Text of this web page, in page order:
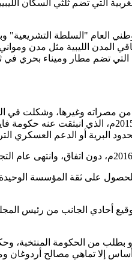
الليبية مثل مدن ومواني
طرابلس في 4 أبريل الماضي، ومؤخرًا حرر مدينة
من مصراته وغيرها، وشكلت في
المنبثقة عن البرلمان الوطني في بنغازي ، وبعد جهود من الأمم المتحدة تم
على ثقة المؤسسة الوحيدة
أحادي الجانب من رئيس
من الحكومة المنتخبة،
أساس إلا تماهي مصالح